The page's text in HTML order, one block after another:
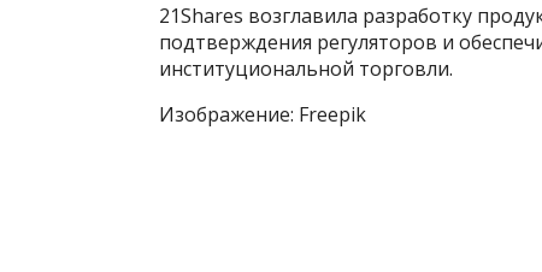
21Shares возглавила разработку
подтверждения регуляторов и
институциональной торговли.
Изображение: Freepik